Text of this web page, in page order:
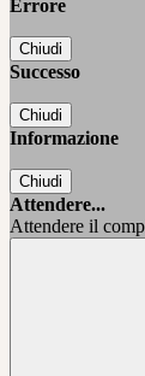
Errore
Chiudi
Successo
Chiudi
Informazione
Chiudi
Attendere...
Attendere il